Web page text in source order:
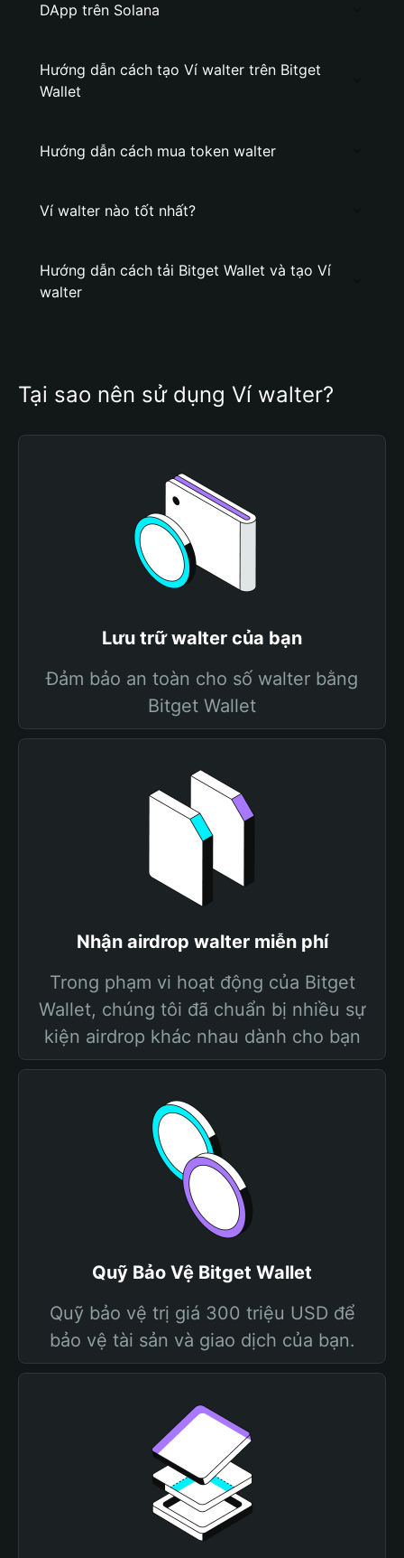
DApp trên Solana
Hướng dẫn cách tạo Ví walter trên Bitget
Wallet
Hướng dẫn cách mua token walter
Ví walter nào tốt nhất?
Hướng dẫn cách tải Bitget Wallet và tạo Ví
walter
Tại sao nên sử dụng Ví walter?
Lưu trữ walter của bạn
Đảm bảo an toàn cho số walter bằng
Bitget Wallet
Nhận airdrop walter miễn phí
Trong phạm vi hoạt động của Bitget
Wallet, chúng tôi đã chuẩn bị nhiều sự
kiện airdrop khác nhau dành cho bạn
Quỹ Bảo Vệ Bitget Wallet
Quỹ bảo vệ trị giá 300 triệu USD để
bảo vệ tài sản và giao dịch của bạn.